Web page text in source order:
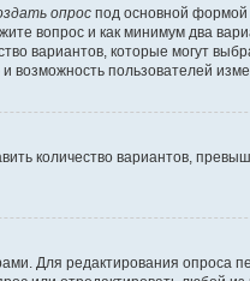
опрос под основной формой
вопрос и как минимум два
вариантов, которые могут
пользователей
количество вариантов,
Для редактирования опроса